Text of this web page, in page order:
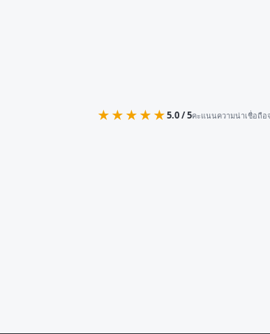
★★★★★5.0 / 5คะแนนความน่าเชื่อถือ